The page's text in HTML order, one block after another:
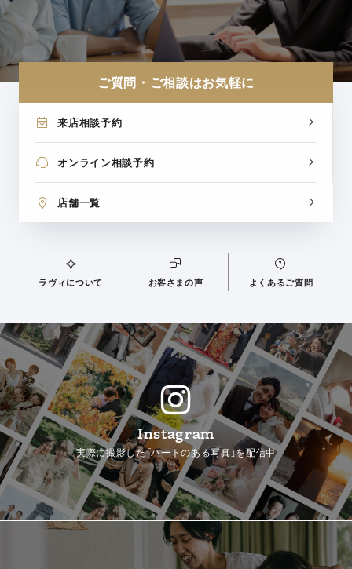
ご質問・ご相談はお気軽に
来店相談予約
オンライン相談予約
店舗一覧
ラヴィについて お客さまの声 よくあるご質問
Instagram
実際に撮影した「ハートのある写真」を配信中